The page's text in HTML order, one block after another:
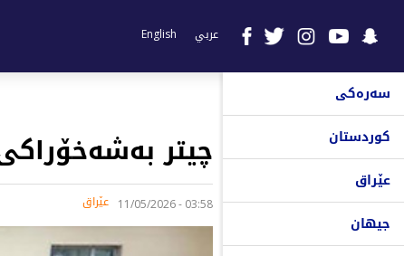
عربي English
سەرەکی
کوردستان
عێراق
جیهان
چیتر
03:58 - 11/05/2026 عێراق